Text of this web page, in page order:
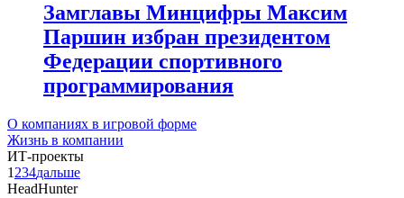
Замглавы Минцифры Максим
Паршин избран президентом
Федерации спортивного
программирования
О компаниях в игровой форме
Жизнь в компании
ИТ-проекты
1 234дальше
HeadHunter